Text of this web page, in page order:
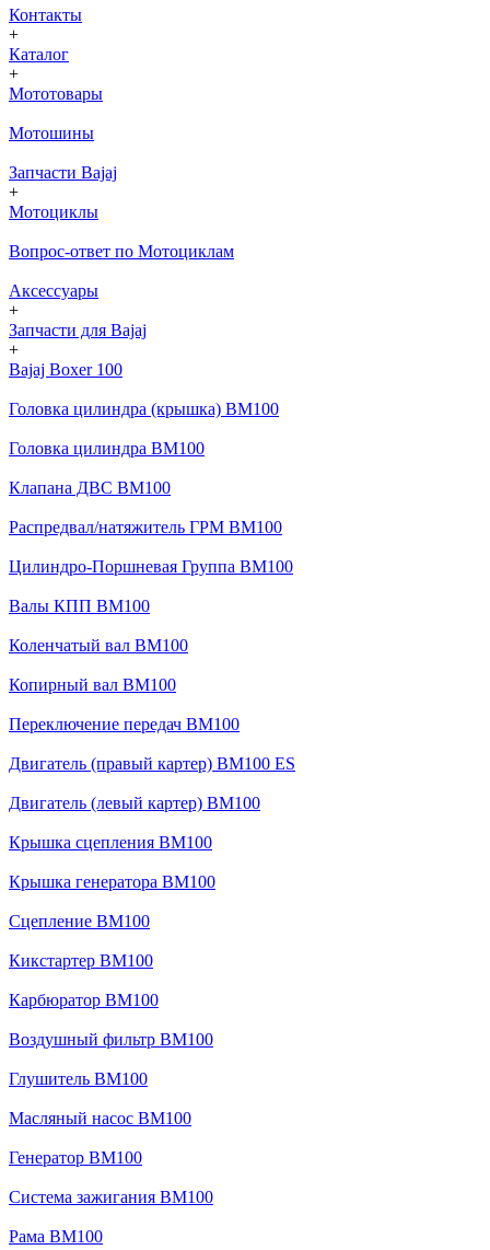
Контакты
+
Каталог
+
Мототовары
Мотошины
Запчасти Bajaj
+
Мотоциклы
Вопрос-ответ по Мотоциклам
Аксессуары
+
Запчасти для Bajaj
+
Bajaj Boxer 100
Головка цилиндра (крышка) BM100
Головка цилиндра BM100
Клапана ДВС BM100
Распредвал/натяжитель ГРМ BM100
Цилиндро-Поршневая Группа BM100
Валы КПП BM100
Коленчатый вал BM100
Копирный вал BM100
Переключение передач BM100
Двигатель (правый картер) BM100 ES
Двигатель (левый картер) BM100
Крышка сцепления BM100
Крышка генератора BM100
Сцепление BM100
Кикстартер BM100
Карбюратор BM100
Воздушный фильтр BM100
Глушитель BM100
Масляный насос BM100
Генератор BM100
Система зажигания BM100
Рама BM100